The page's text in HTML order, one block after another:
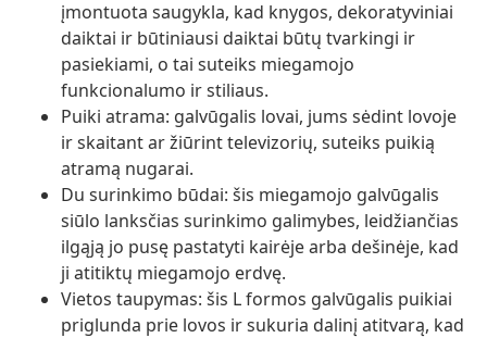
įmontuota saugykla, kad knygos, dekoratyviniai
daiktai ir būtiniausi daiktai būtų tvarkingi ir
pasiekiami, o tai suteiks miegamojo
funkcionalumo ir stiliaus.
Puiki atrama: galvūgalis lovai, jums sėdint lovoje
ir skaitant ar žiūrint televizorių, suteiks puikią
atramą nugarai.
Du surinkimo būdai: šis miegamojo galvūgalis
siūlo lanksčias surinkimo galimybes, leidžiančias
ilgąją jo pusę pastatyti kairėje arba dešinėje, kad
ji atitiktų miegamojo erdvę.
Vietos taupymas: šis L formos galvūgalis puikiai
priglunda prie lovos ir sukuria dalinį atitvarą, kad